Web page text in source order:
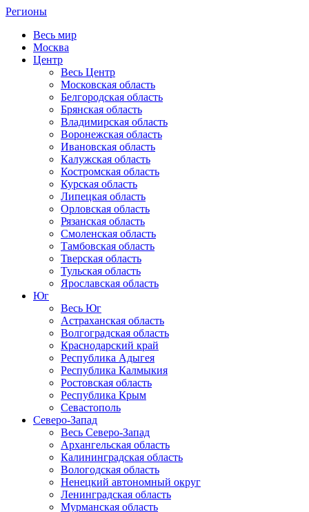
Регионы
Весь мир
Москва
Центр
Весь Центр
Московская область
Белгородская область
Брянская область
Владимирская область
Воронежская область
Ивановская область
Калужская область
Костромская область
Курская область
Липецкая область
Орловская область
Рязанская область
Смоленская область
Тамбовская область
Тверская область
Тульская область
Ярославская область
Юг
Весь Юг
Астраханская область
Волгоградская область
Краснодарский край
Республика Адыгея
Республика Калмыкия
Ростовская область
Республика Крым
Севастополь
Северо-Запад
Весь Северо-Запад
Архангельская область
Калининградская область
Вологодская область
Ненецкий автономный округ
Ленинградская область
Мурманская область